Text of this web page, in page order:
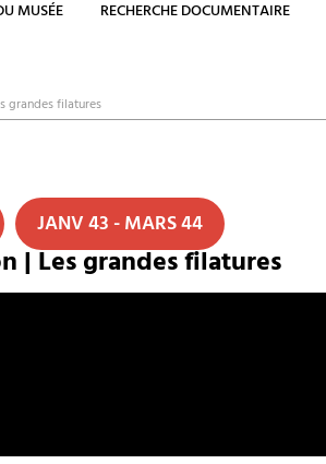
MUSÉE RECHERCHE DOCUMENTAIRE
grandes filatures
JANV 43 - MARS 44
| Les grandes filatures